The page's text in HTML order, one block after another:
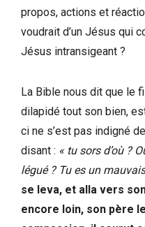
propos, actions et
voudrait d’un Jésus qui
Jésus intransigeant ?
La Bible nous dit que le
dilapidé tout son bien,
ci ne s’est pas indigné
disant : « tu sors d’où ?
légué ? Tu es un
se leva, et alla vers
encore loin, son père